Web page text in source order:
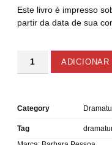
Este livro é impresso
partir da data de sua
ADICIONAR
Category
Tag